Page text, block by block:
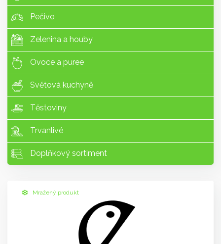
Pečivo
Zelenina a houby
Ovoce a puree
Světová kuchyně
Těstoviny
Trvanlivé
Doplňkový sortiment
Mražený produkt